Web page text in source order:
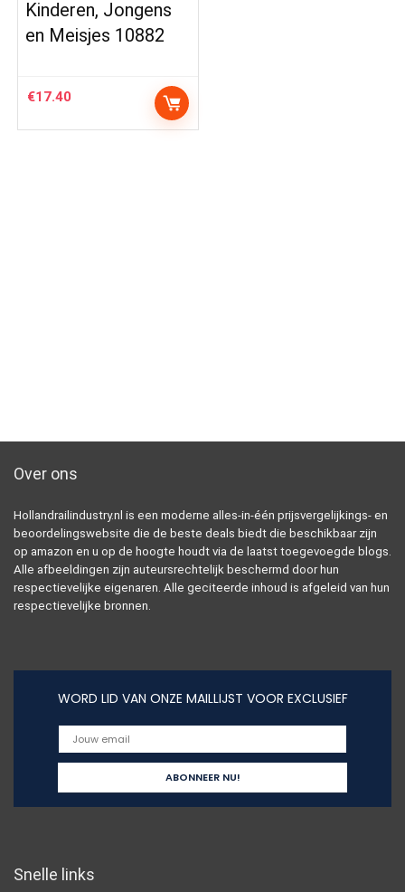
Kinderen, Jongens
en Meisjes 10882
€17.40
Over ons
Hollandrailindustry.nl is een moderne alles-in-één prijsvergelijkings- en
beoordelingswebsite die de beste deals biedt die beschikbaar zijn
op amazon en u op de hoogte houdt via de laatst toegevoegde blogs.
Alle afbeeldingen zijn auteursrechtelijk beschermd door hun
respectievelijke eigenaren. Alle geciteerde inhoud is afgeleid van hun
respectievelijke bronnen.
WORD LID VAN ONZE MAILLIJST VOOR EXCLUSIEF
Snelle links